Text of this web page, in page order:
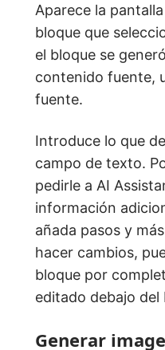
Aparece la
bloque que
el bloque se
contenido fuente,
fuente.
Introduce lo que
campo de texto.
pedirle a AI
información
añada pasos y
hacer cambios,
bloque por
editado debajo del
Generar